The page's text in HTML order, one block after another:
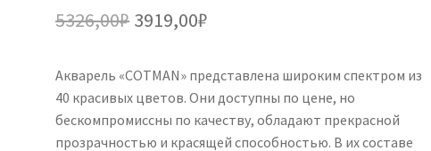
5326,00₽ Первоначальная
составляла
5326,00₽.
3919,00₽
3919,00₽.
Акварель «COTMAN» представлена широким спектром из
40 красивых цветов. Они доступны по цене, но
бескомпромиссны по качеству, обладают прекрасной
прозрачностью и красящей способностью. В их составе